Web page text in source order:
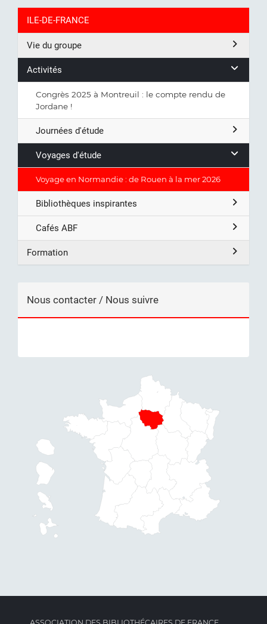
ILE-DE-FRANCE
Vie du groupe
Activités
Congrès 2025 à Montreuil : le compte rendu de
Jordane !
Journées d'étude
Voyages d'étude
Voyage en Normandie : de Rouen à la mer 2026
Bibliothèques inspirantes
Cafés ABF
Formation
Nous contacter / Nous suivre